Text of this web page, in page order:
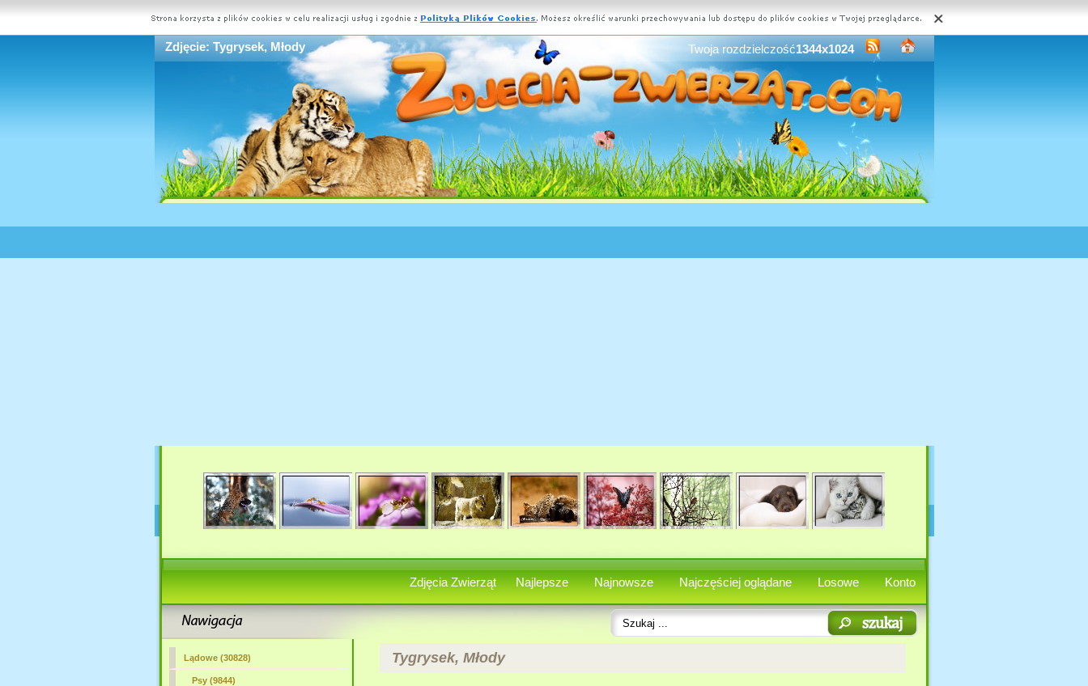
Zdjęcie: Tygrysek, Młody Twoja rozdzielczość1344x1024
Zdjęcia Zwierząt Najlepsze Najnowsze Najczęściej oglądane Losowe Konto
Lądowe (30828)
Psy (9844)
Tygrysek, Młody